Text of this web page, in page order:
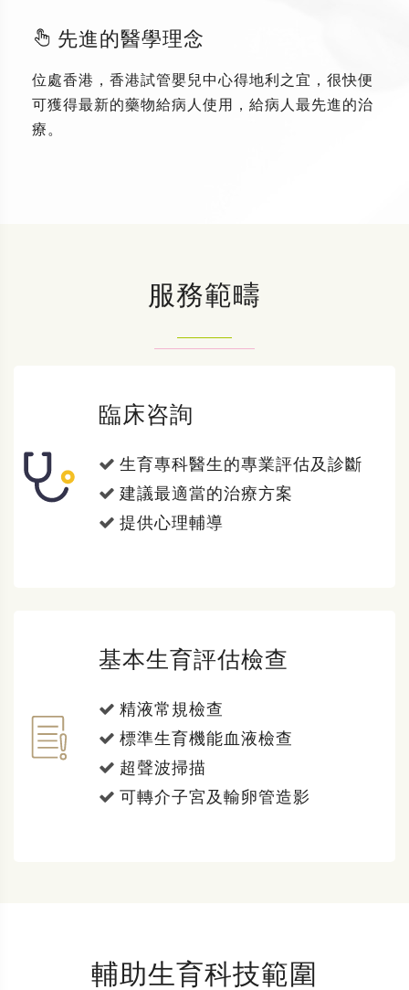
先進的醫學理念
位處香港，香港試管嬰兒中心得地利之宜，很快便
可獲得最新的藥物給病人使用，給病人最先進的治
療。
服務範疇
臨床咨詢
生育專科醫生的專業評估及診斷
建議最適當的治療方案
提供心理輔導
基本生育評估檢查
精液常規檢查
標準生育機能血液檢查
超聲波掃描
可轉介子宮及輸卵管造影
輔助生育科技範圍